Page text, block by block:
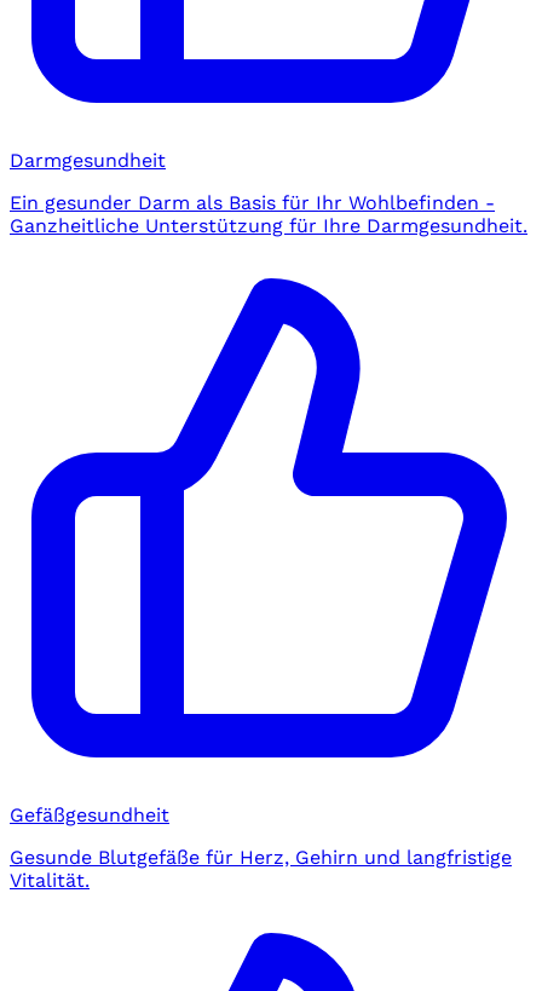
Darmgesundheit
Ein gesunder Darm als Basis für Ihr Wohlbefinden -
Ganzheitliche Unterstützung für Ihre Darmgesundheit.
Gefäßgesundheit
Gesunde Blutgefäße für Herz, Gehirn und langfristige
Vitalität.